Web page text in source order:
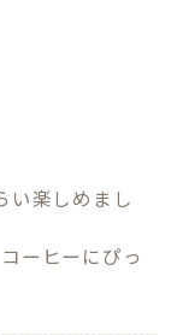
い楽しめまし
ーヒーにぴっ